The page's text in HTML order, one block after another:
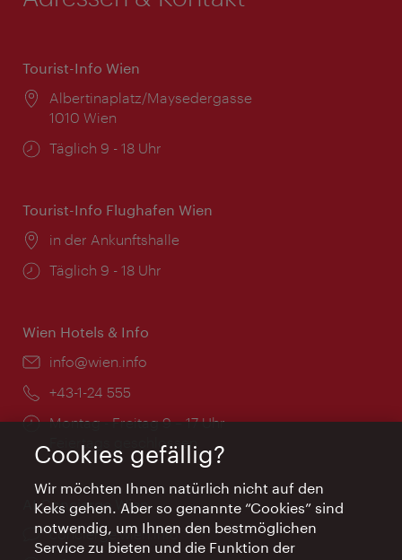
Tourist-Info Wien
Ort:
Albertinaplatz/Maysedergasse
1010 Wien
Öffnungszeiten:
Täglich 9 - 18 Uhr
Tourist-Info Flughafen Wien
Ort:
in der Ankunftshalle
Öffnungszeiten:
Täglich 9 - 18 Uhr
Wien Hotels & Info
Email:
info@wien.info
Telefon:
+43-1-24 555
Öffnungszeiten:
Montag - Freitag 9 – 17 Uhr
Feiertags geschlossen
AI Concierge Wien
Ort:
concierge.wien.info
Cookies gefällig?
Wir möchten Ihnen natürlich nicht auf den
Keks gehen. Aber so genannte “Cookies” sind
notwendig, um Ihnen den bestmöglichen
Service zu bieten und die Funktion der